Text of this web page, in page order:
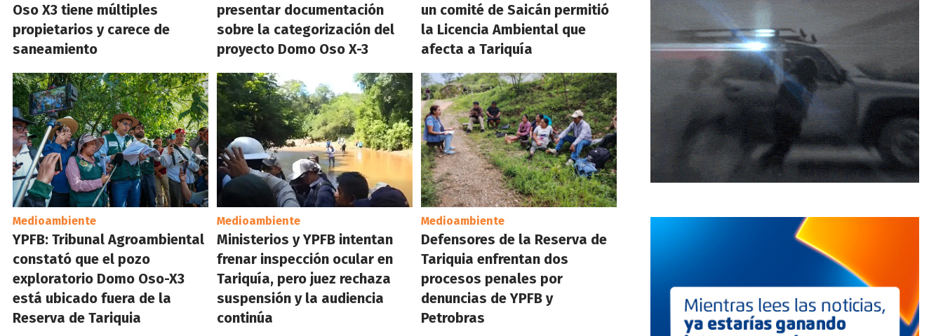
Oso X3 tiene múltiples
propietarios y carece de
saneamiento
presentar documentación
sobre la categorización del
proyecto Domo Oso X-3
un comité de Saicán permitió
la Licencia Ambiental que
afecta a Tariquía
Medioambiente
YPFB: Tribunal Agroambiental
constató que el pozo
exploratorio Domo Oso-X3
está ubicado fuera de la
Reserva de Tariquia
Medioambiente
Ministerios y YPFB intentan
frenar inspección ocular en
Tariquía, pero juez rechaza
suspensión y la audiencia
continúa
Medioambiente
Defensores de la Reserva de
Tariquia enfrentan dos
procesos penales por
denuncias de YPFB y
Petrobras